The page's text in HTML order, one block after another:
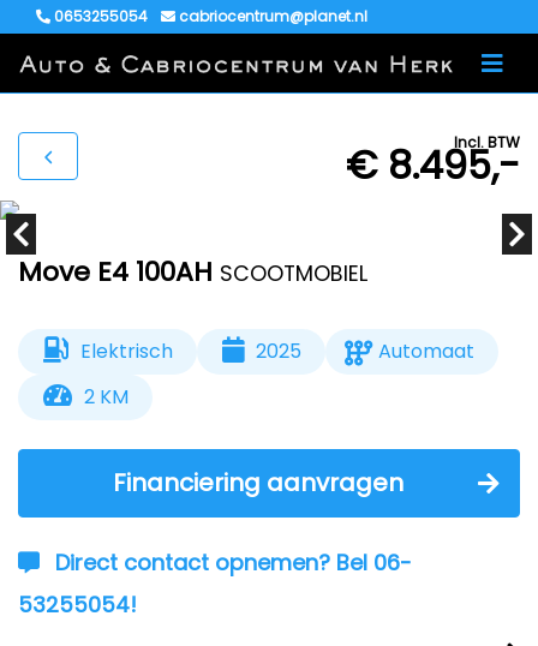
0653255054 cabriocentrum@planet.nl
Incl. BTW
€ 8.495,-
Move E4 100AH SCOOTMOBIEL
Elektrisch 2025
Automaat
2 KM
Financiering aanvragen
Direct contact opnemen? Bel 06-
53255054!